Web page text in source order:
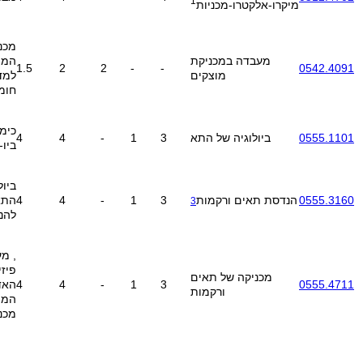
מיקרו-אלקטרו-מכניות
0542.4091
מעבדה במכניקת
מוצקים
-
-
2
2
1.5
0555.1101 ביולוגיה של התא 3
1
-
4
4
0555.3160
3הנדסת תאים ורקמות 3
1
-
4
4
0555.4711
מכניקה של תאים
ורקמות
3
1
-
4
4
,